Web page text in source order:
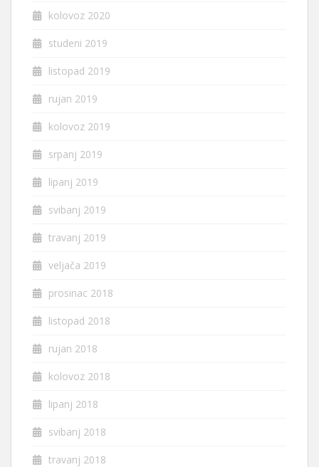
kolovoz 2020
studeni 2019
listopad 2019
rujan 2019
kolovoz 2019
srpanj 2019
lipanj 2019
svibanj 2019
travanj 2019
veljača 2019
prosinac 2018
listopad 2018
rujan 2018
kolovoz 2018
lipanj 2018
svibanj 2018
travanj 2018